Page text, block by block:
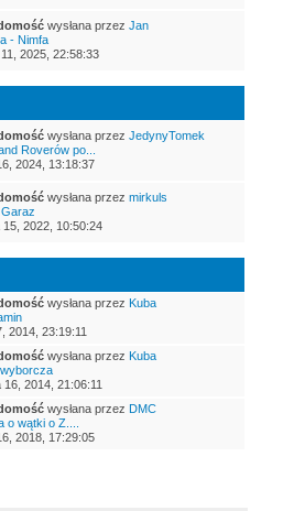
wysłana przez Jan
- Nimfa
2025, 22:58:33
wysłana przez JedynyTomek
Roverów po...
2024, 13:18:37
wysłana przez mirkuls
2022, 10:50:24
wysłana przez Kuba
2014, 23:19:11
wysłana przez Kuba
2014, 21:06:11
wysłana przez DMC
o wątki o Z....
2018, 17:29:05